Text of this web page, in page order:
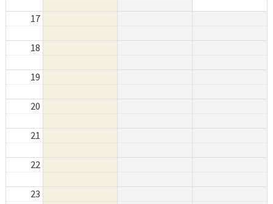
17
18
19
20
21
22
23